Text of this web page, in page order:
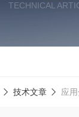
TECHNICAL
技术文章 应用